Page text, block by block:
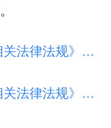
。
2023年环境影响评价工程师《相关法律法规》最新模拟试题（1）
2023年环境影响评价工程师《相关法律法规》最新模拟试题（2）